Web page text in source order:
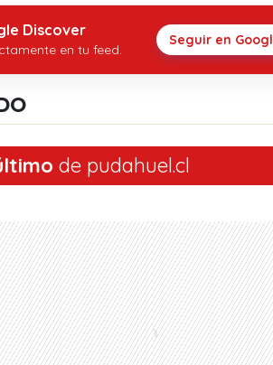
Discover
en tu feed.
Seguir en
de pudahuel.cl